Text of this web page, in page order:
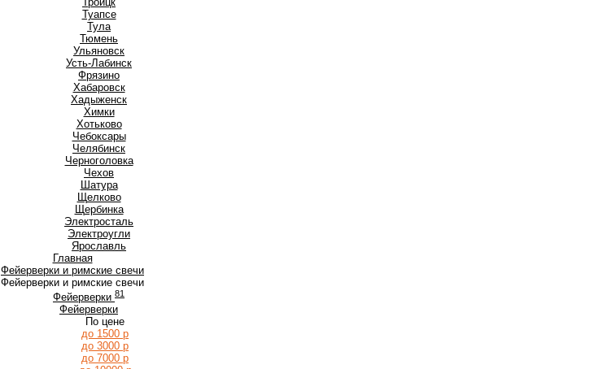
Туапсе
Тула
Тюмень
Ульяновск
Усть-Лабинск
Фрязино
Хабаровск
Хадыженск
Химки
Хотьково
Чебоксары
Челябинск
Черноголовка
Чехов
Шатура
Щелково
Щербинка
Электросталь
Электроугли
Ярославль
Главная
Фейерверки и римские свечи
Фейерверки и римские свечи
Фейерверки 81
Фейерверки
По цене
до 1500 р
до 3000 р
до 7000 р